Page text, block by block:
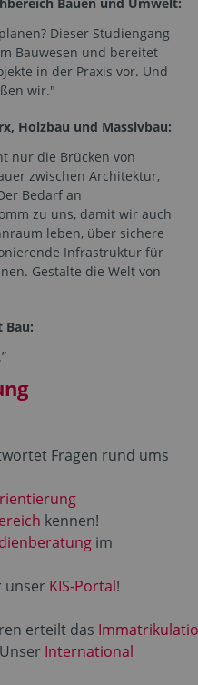
Dieser Studiengang
Bauwesen und bereitet
in der Praxis vor. Und
wir."
Holzbau und Massivbau:
nur die Brücken von
zwischen Architektur,
Bedarf an
zu uns, damit wir auch
leben, über sichere
Infrastruktur für
Gestalte die Welt von
Bau:
Fragen rund ums
kennen!
im
unser KIS-Portal!
erteilt das
International